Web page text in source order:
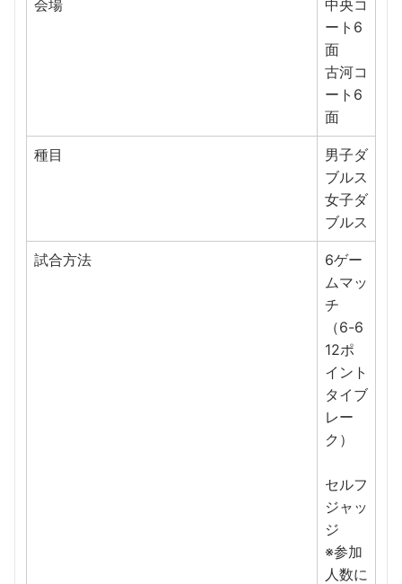
会場
中央コ
ート6
面
古河コ
ート6
面
種目
男子ダ
ブルス
女子ダ
ブルス
試合方法
6ゲー
ムマッ
チ
（6-6
12ポ
イント
タイブ
レー
ク）
セルフ
ジャッ
ジ
※参加
人数に